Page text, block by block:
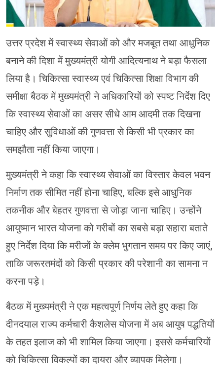
उत्तर प्रदेश में स्वास्थ्य सेवाओं को और मजबूत तथा आधुनिक
बनाने की दिशा में मुख्यमंत्री योगी आदित्यनाथ ने बड़ा फैसला
लिया है। चिकित्सा स्वास्थ्य एवं चिकित्सा शिक्षा विभाग की
समीक्षा बैठक में मुख्यमंत्री ने अधिकारियों को स्पष्ट निर्देश दिए
कि स्वास्थ्य सेवाओं का असर सीधे आम आदमी तक दिखना
चाहिए और सुविधाओं की गुणवत्ता से किसी भी प्रकार का
समझौता नहीं किया जाएगा।
मुख्यमंत्री ने कहा कि स्वास्थ्य सेवाओं का विस्तार केवल भवन
निर्माण तक सीमित नहीं होना चाहिए, बल्कि इसे आधुनिक
तकनीक और बेहतर गुणवत्ता से जोड़ा जाना चाहिए। उन्होंने
आयुष्मान भारत योजना को गरीबों का सबसे बड़ा सहारा बताते
हुए निर्देश दिया कि मरीजों के क्लेम भुगतान समय पर किए जाएं,
ताकि जरूरतमंदों को किसी प्रकार की परेशानी का सामना न
करना पड़े।
बैठक में मुख्यमंत्री ने एक महत्वपूर्ण निर्णय लेते हुए कहा कि
दीनदयाल राज्य कर्मचारी कैशलेस योजना में अब आयुष पद्धतियों
के तहत इलाज को भी शामिल किया जाएगा। इससे कर्मचारियों
को चिकित्सा विकल्पों का दायरा और व्यापक मिलेगा।
रामपुर